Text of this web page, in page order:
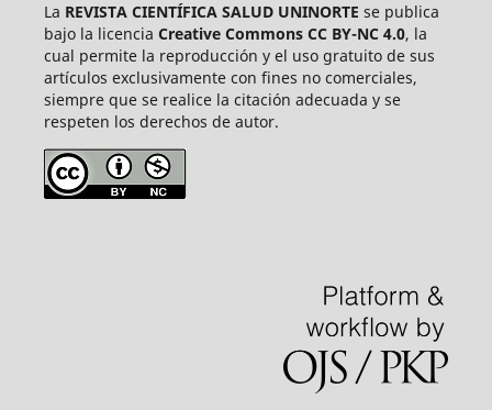
La REVISTA CIENTÍFICA SALUD UNINORTE se publica
bajo la licencia Creative Commons CC BY-NC 4.0, la
cual permite la reproducción y el uso gratuito de sus
artículos exclusivamente con fines no comerciales,
siempre que se realice la citación adecuada y se
respeten los derechos de autor.